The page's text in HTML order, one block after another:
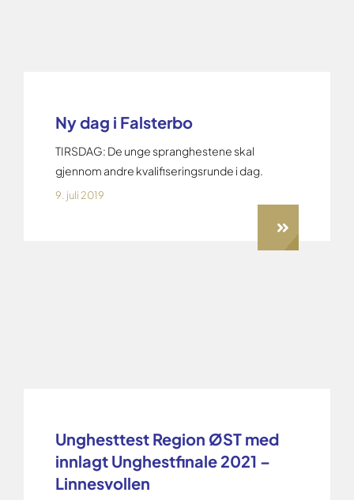
Ny dag i Falsterbo
TIRSDAG: De unge spranghestene skal
gjennom andre kvalifiseringsrunde i dag.
9. juli 2019
Unghesttest Region ØST med
innlagt Unghestfinale 2021 –
Linnesvollen